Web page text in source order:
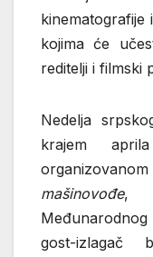
kinematografije
kojima će
reditelji i filmski
Nedelja
krajem
mašinovođe,
gost-izlagač